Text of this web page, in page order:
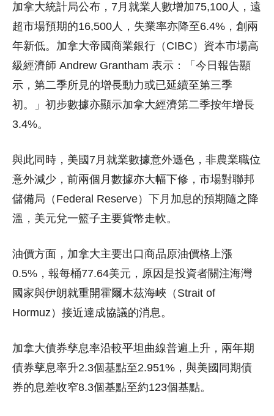
加拿大統計局公布，7月就業人數增加75,100人，遠
超市場預期的16,500人，失業率亦降至6.4%，創兩
年新低。加拿大帝國商業銀行（CIBC）資本市場高
級經濟師 Andrew Grantham 表示：「今日報告顯
示，第二季所見的增長動力或已延續至第三季
初。」初步數據亦顯示加拿大經濟第二季按年增長
3.4%。
與此同時，美國7月就業數據意外遜色，非農業職位
意外減少，前兩個月數據亦大幅下修，市場對聯邦
儲備局（Federal Reserve）下月加息的預期隨之降
溫，美元兌一籃子主要貨幣走軟。
油價方面，加拿大主要出口商品原油價格上漲
0.5%，報每桶77.64美元，原因是投資者關注海灣
國家與伊朗就重開霍爾木茲海峽（Strait of
Hormuz）接近達成協議的消息。
加拿大債券孳息率沿較平坦曲線普遍上升，兩年期
債券孳息率升2.3個基點至2.951%，與美國同期債
券的息差收窄8.3個基點至約123個基點。